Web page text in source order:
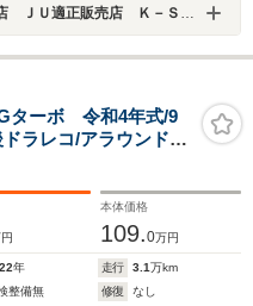
正販売店 Ｋ－ＳＴＡＧＥ２７２
ターボ 令和4年式/9
ラレコ/アラウンドビ
ーパワースライドド
ター/後席テーブル/
本体価格
109.0万円
年 走行 3.1万km
整備無 修復
なし